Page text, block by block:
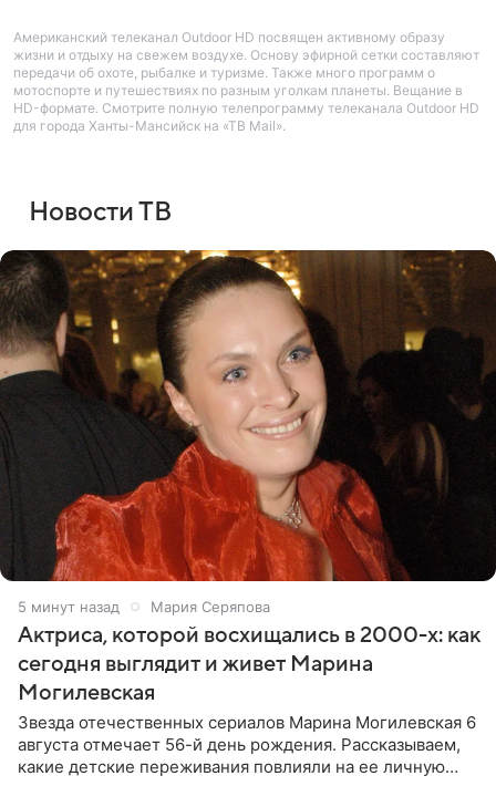
Американский телеканал Outdoor HD посвящен активному образу
жизни и отдыху на свежем воздухе. Основу эфирной сетки составляют
передачи об охоте, рыбалке и туризме. Также много программ о
мотоспорте и путешествиях по разным уголкам планеты. Вещание в
HD-формате. Смотрите полную телепрограмму телеканала Outdoor HD
для города Ханты-Мансийск на «ТВ Mail».
Новости ТВ
5 минут назад Мария Серяпова
Актриса, которой восхищались в 2000-х: как
сегодня выглядит и живет Марина
Могилевская
Звезда отечественных сериалов Марина Могилевская 6
августа отмечает 56-й день рождения. Рассказываем,
какие детские переживания повлияли на ее личную